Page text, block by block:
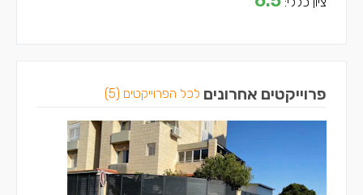
פרוייקטים אחרונים לכל הפרוייקטים (5)